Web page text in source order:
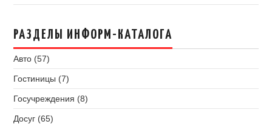
РАЗДЕЛЫ ИНФОРМ-КАТАЛОГА
Авто (57)
Гостиницы (7)
Госучреждения (8)
Досуг (65)